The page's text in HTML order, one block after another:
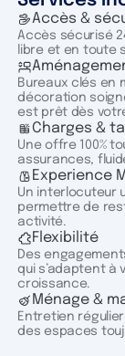
Accès &
Accès sécurisé
libre et en toute
Bureaux clés en
décoration
est prêt dès
Charges &
Une offre 100%
assurances,
Experience
Un interlocuteur
permettre de
activité.
Flexibilité
Des
qui s’adaptent à
croissance.
Ménage &
Entretien
des espaces